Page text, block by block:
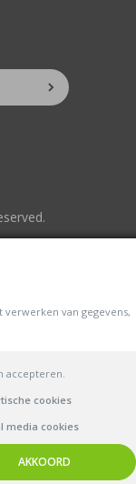
van gegevens,
accepteren.
cookies
media cookies
AKKOORD